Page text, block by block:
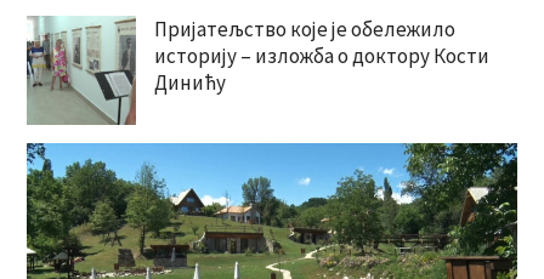
Пријатељство које је обележило
историју – изложба о доктору Кости
Динићу